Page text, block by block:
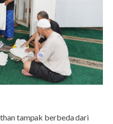
tampak berbeda dari